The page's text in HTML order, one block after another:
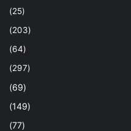
(25)
(203)
(64)
(297)
(69)
(149)
(77)